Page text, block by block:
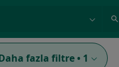
fazla filtre • 1